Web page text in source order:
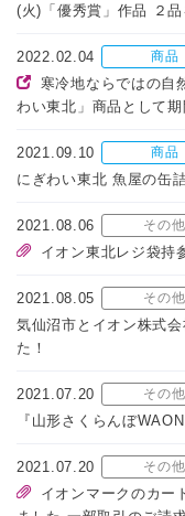
(火)「優秀賞」作品 ２
2022.02.04 商品
寒冷地ならではの自
わい東北」商品として期
2021.09.10 商品
にぎわい東北 魚屋の缶
2021.08.06 その他
イオン東北レジ袋持
2021.08.05 その他
気仙沼市とイオン株式
た！
2021.07.20 その他
『山形さくらんぼ
2021.07.20 その他
イオンマークのカー